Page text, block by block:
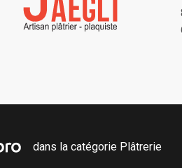
dans la catégorie Plâtrerie